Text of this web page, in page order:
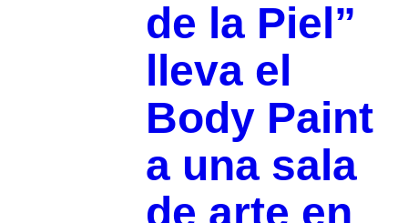
de la Piel”
lleva el
Body Paint
a una sala
de arte en